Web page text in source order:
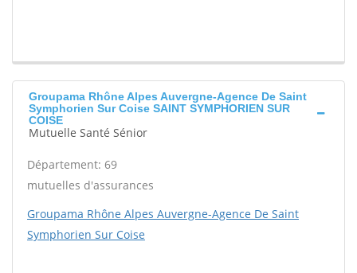
Groupama Rhône Alpes Auvergne-Agence De Saint
Symphorien Sur Coise SAINT SYMPHORIEN SUR
COISE
Mutuelle Santé Sénior
Département: 69
mutuelles d'assurances
Groupama Rhône Alpes Auvergne-Agence De Saint
Symphorien Sur Coise